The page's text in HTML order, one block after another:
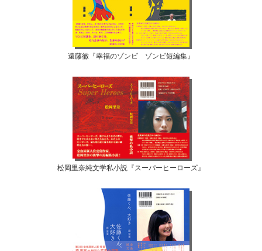
遠藤徹『幸福のゾンビ ゾンビ短編集』
松岡里奈純文学私小説『スーパーヒーローズ』